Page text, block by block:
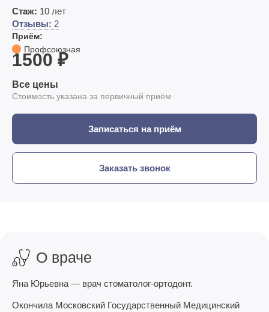
Стаж: 10 лет
Отзывы: 2
Приём:
Профсоюзная
1500 ₽
Все цены
Стоимость указана за первичный приём
Записаться на приём
Заказать звонок
О враче
Яна Юрьевна — врач стоматолог-ортодонт.
Окончила Московский Государственный Медицинский